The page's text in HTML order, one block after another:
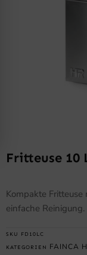
Fritteuse 10
Kompakte
einfache Reinigung.
SKU FD10LC
KATEGORIEN FAINCA